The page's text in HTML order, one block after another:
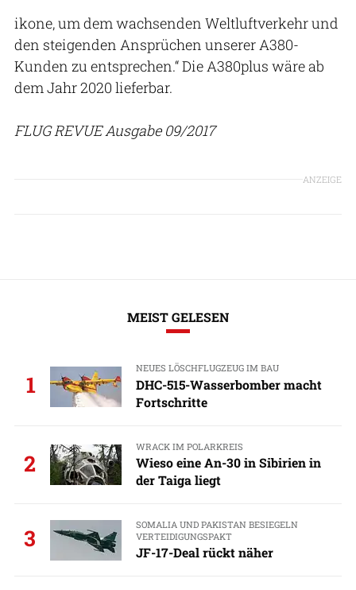
ikone, um dem wachsenden Weltluftverkehr und
den steigenden Ansprüchen unserer A380-
Kunden zu entsprechen.“ Die A380plus wäre ab
dem Jahr 2020 lieferbar.
FLUG REVUE Ausgabe 09/2017
ANZEIGE
MEIST GELESEN
1
NEUES LÖSCHFLUGZEUG IM BAU
DHC-515-Wasserbomber macht
Fortschritte
2
WRACK IM POLARKREIS
Wieso eine An-30 in Sibirien in
der Taiga liegt
3
SOMALIA UND PAKISTAN BESIEGELN
VERTEIDIGUNGSPAKT
JF-17-Deal rückt näher